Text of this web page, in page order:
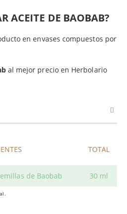
ACEITE DE BAOBAB?
en envases compuestos por
al mejor precio en Herbolario
TOTAL
de Baobab 30 ml